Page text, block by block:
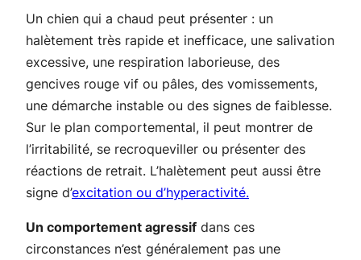
Un chien qui a chaud peut présenter : un
halètement très rapide et inefficace, une salivation
excessive, une respiration laborieuse, des
gencives rouge vif ou pâles, des vomissements,
une démarche instable ou des signes de faiblesse.
Sur le plan comportemental, il peut montrer de
l’irritabilité, se recroqueviller ou présenter des
réactions de retrait. L’halètement peut aussi être
signe d’excitation ou d’hyperactivité.
Un comportement agressif dans ces
circonstances n’est généralement pas une